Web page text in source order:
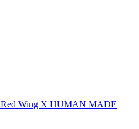
Red Wing X HUMAN MADE